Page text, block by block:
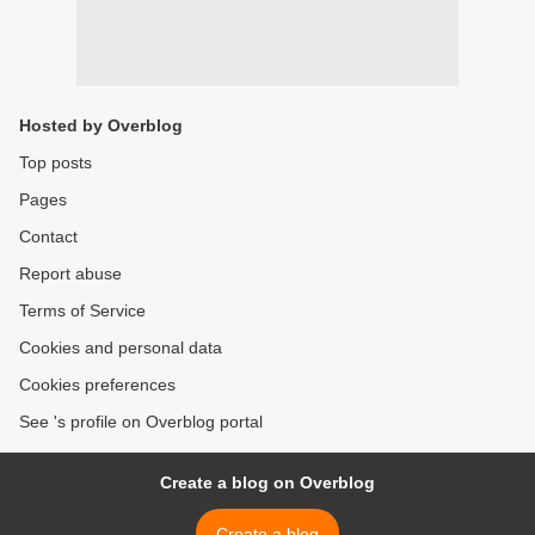
Hosted by Overblog
Top posts
Pages
Contact
Report abuse
Terms of Service
Cookies and personal data
Cookies preferences
See 's profile on Overblog portal
Create a blog on Overblog